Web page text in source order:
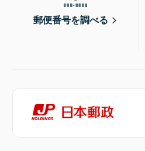
郵便番号を調べる